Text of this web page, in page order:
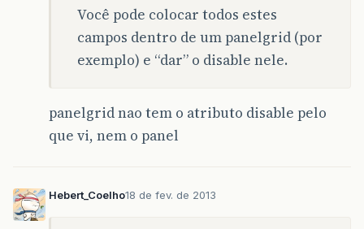
Você pode colocar todos estes
campos dentro de um panelgrid (por
exemplo) e “dar” o disable nele.
panelgrid nao tem o atributo disable pelo
que vi, nem o panel
Hebert_Coelho18 de fev. de 2013